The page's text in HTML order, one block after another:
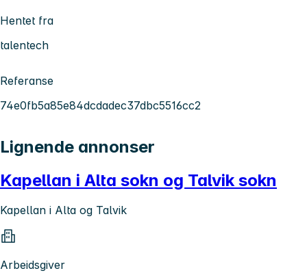
Hentet fra
talentech
Referanse
74e0fb5a85e84dcdadec37dbc5516cc2
Lignende annonser
Kapellan i Alta sokn og Talvik sokn
Kapellan i Alta og Talvik
Arbeidsgiver